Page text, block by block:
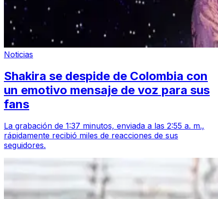
Noticias
Shakira se despide de Colombia con
un emotivo mensaje de voz para sus
fans
La grabación de 1:37 minutos, enviada a las 2:55 a. m.,
rápidamente recibió miles de reacciones de sus
seguidores.